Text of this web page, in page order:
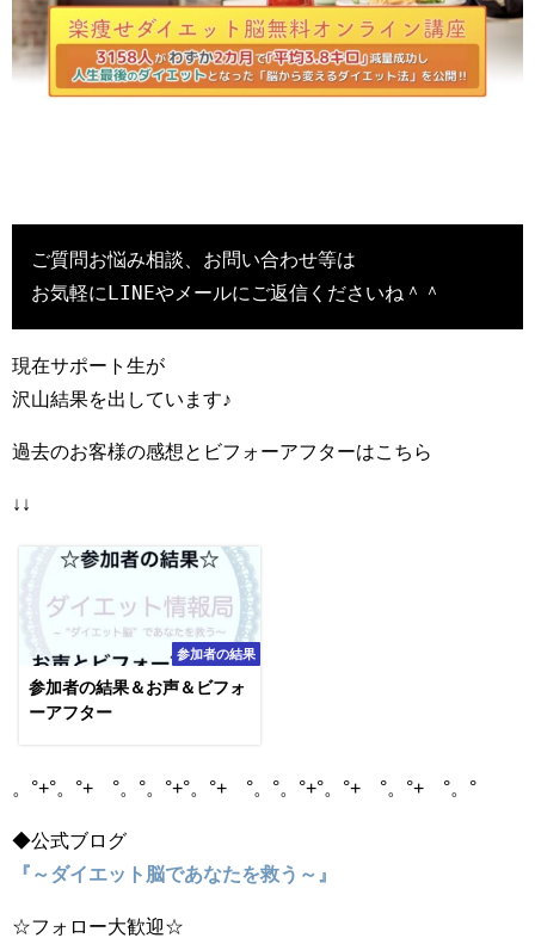
ご質問お悩み相談、お問い合わせ等は
お気軽にLINEやメールにご返信くださいね＾＾
現在サポート生が
沢山結果を出しています♪
過去のお客様の感想とビフォーアフターはこちら
↓↓
参加者の結果
参加者の結果＆お声＆ビフォ
ーアフター
。°+°。°+ °。°。°+°。°+ °。°。°+°。°+ °。°+ °。°
◆公式ブログ
『～ダイエット脳であなたを救う～』
☆フォロー大歓迎☆